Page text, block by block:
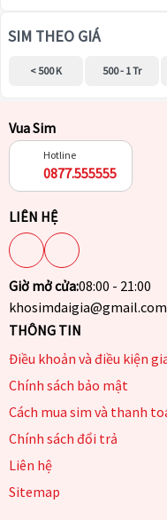
SIM THEO GIÁ
< 500 K 500 - 1 Tr
Vua Sim
Hotline
0877.555555
LIÊN HỆ
Giờ mở cửa:08:00 - 21:00
khosimdaigia@gmail.com
THÔNG TIN
Điều khoản và điều kiện
Chính sách bảo mật
Cách mua sim và thanh
Chính sách đổi trả
Liên hệ
Sitemap